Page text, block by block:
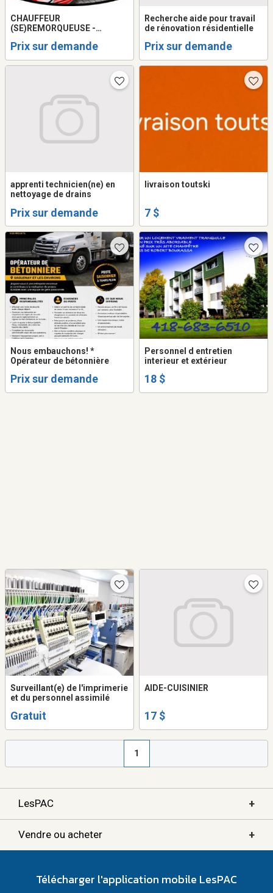
CHAUFFEUR
(SE)REMORQUEUSE -
CHAUFFEUR DE QUICK
Prix sur demande
Recherche aide pour travail
de rénovation résidentielle
Prix sur demande
apprenti technicien(ne) en
nettoyage de drains
Prix sur demande
livraison toutski
7 $
Nous embauchons! *
Opérateur de bétonnière
Prix sur demande
Personnel d entretien
interieur et extérieur
18 $
Surveillant(e) de l'imprimerie
et du personnel assimilé
Gratuit
AIDE-CUISINIER
17 $
1
LesPAC +
Vendre ou acheter +
Télécharger l'application mobile LesPAC